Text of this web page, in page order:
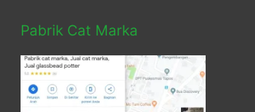
Pabrik Cat Marka